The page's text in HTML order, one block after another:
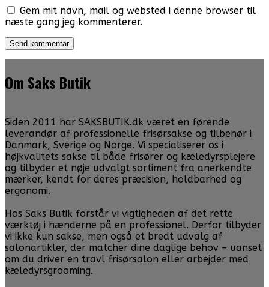
Gem mit navn, mail og websted i denne browser til
næste gang jeg kommenterer.
Om Saks Butik
Siden 2011 har SAKSBUTIK.dk været en førende
leverandør af professionelle frisørsakse og tilbehør i
Danmark, Sverige og Norge. Vi specialiserer os i
højkvalitets sakse til både frisører og kæledyrsplejere
og tilbyder et nøje udvalgt sortiment fra anerkendte
mærker, kendt for deres præcision, holdbarhed og
ergonomi.
Hos Saks Butik forstår vi vigtigheden af det rette
værktøj i hænderne på en professionel. Derfor tilbyder
vi ikke kun sakse, men også et bredt udvalg af
salonartikler, der matcher dine daglige behov – uanset
om du driver en travl frisørsalon eller arbejder med
kæledyrsgrooming.